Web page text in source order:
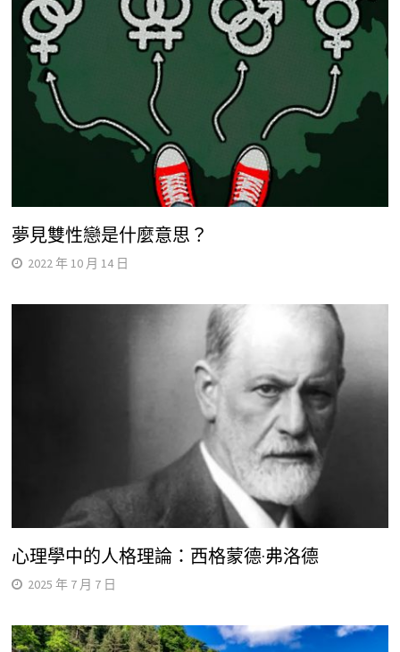
夢見雙性戀是什麼意思？
2022 年 10 月 14 日
心理學中的人格理論：西格蒙德·弗洛德
2025 年 7 月 7 日